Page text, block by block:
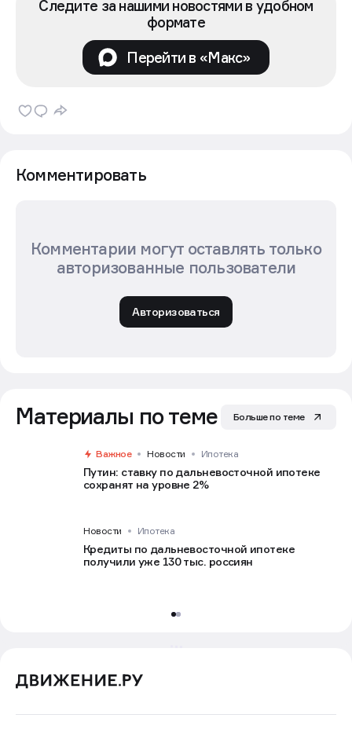
Следите за нашими новостями в удобном
формате
Перейти в «Макс»
Комментировать
Комментарии могут оставлять только
авторизованные пользователи
Авторизоваться
Материалы по теме Больше по теме
Важное Новости Ипотека
Путин: ставку по дальневосточной ипотеке
сохранят на уровне 2%
Новости Ипотека
Кредиты по дальневосточной ипотеке
получили уже 130 тыс. россиян